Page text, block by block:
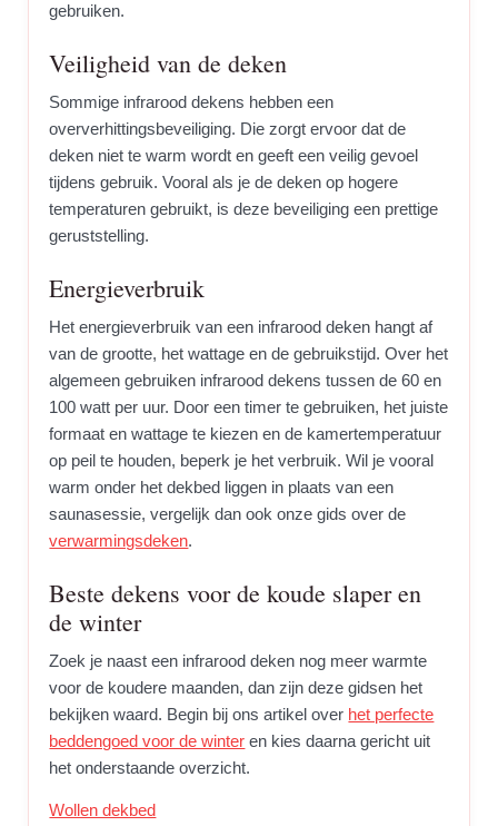
gebruiken.
Veiligheid van de deken
Sommige infrarood dekens hebben een
oververhittingsbeveiliging. Die zorgt ervoor dat de
deken niet te warm wordt en geeft een veilig gevoel
tijdens gebruik. Vooral als je de deken op hogere
temperaturen gebruikt, is deze beveiliging een prettige
geruststelling.
Energieverbruik
Het energieverbruik van een infrarood deken hangt af
van de grootte, het wattage en de gebruikstijd. Over het
algemeen gebruiken infrarood dekens tussen de 60 en
100 watt per uur. Door een timer te gebruiken, het juiste
formaat en wattage te kiezen en de kamertemperatuur
op peil te houden, beperk je het verbruik. Wil je vooral
warm onder het dekbed liggen in plaats van een
saunasessie, vergelijk dan ook onze gids over de
verwarmingsdeken.
Beste dekens voor de koude slaper en
de winter
Zoek je naast een infrarood deken nog meer warmte
voor de koudere maanden, dan zijn deze gidsen het
bekijken waard. Begin bij ons artikel over het perfecte
beddengoed voor de winter en kies daarna gericht uit
het onderstaande overzicht.
Wollen dekbed